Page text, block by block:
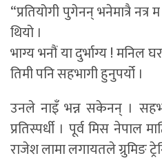
“प्रतियोगी पुगेनन् भनेमात्रै
थियो ।
भाग्य भनौं या दुर्भाग्य !
तिमी पनि सहभागी हुनुपर्यो ।
उनले नाइँ भन्न सकेनन् ।
प्रतिस्पर्धी । पूर्व मिस नेपाल
राजेश लामा लगायतले ग्रुमिङ